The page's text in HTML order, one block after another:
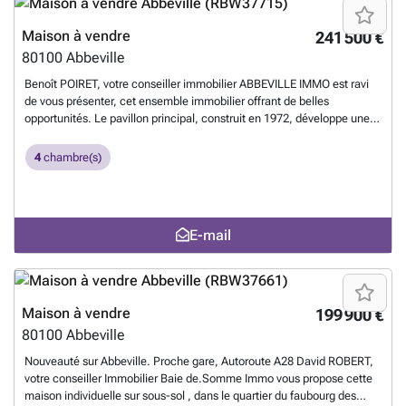
241 500 €
Maison à vendre
80100 Abbeville
Benoît POIRET, votre conseiller immobilier ABBEVILLE IMMO est ravi
de vous présenter, cet ensemble immobilier offrant de belles
opportunités. Le pavillon principal, construit en 1972, développe une
d'un vaste séjour lumineux avec vue sur le jardin, d'une cuisine
séparée aménagée et équipée, d'une salle d'eau moderne avec
supplémentaires et un WC. La maison bénéficie d'un chauffage au
gaz de ville et d'un sous-sol total, idéal pour le rangement ou
l'aménagement d'espaces supplémentaires. En complément, une
maison abbevilloise attenante, à rénover entièrement, permet
d'envisager un revenu locatif ou un projet familial. Un garage
complète ce bien. Classe énergétique F. Une opportunité rare à saisir !
Vous souhaitez des informations complémentaires, contacter Benoît
POIRET au ### Benoît POIRET, immatriculé sous le numéro
514163823En savoir plus ?
4chambre(s)
E-mail
199 900 €
Maison à vendre
80100 Abbeville
Nouveauté sur Abbeville. Proche gare, Autoroute A28 David ROBERT,
votre conseiller Immobilier Baie de.Somme Immo vous propose cette
maison individuelle sur sous-sol , dans le quartier du faubourg des